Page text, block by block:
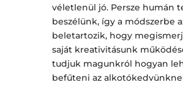
véletlenül jó. Persze humán
beszélünk, így a módszerbe
beletartozik, hogy
saját kreativitásunk
tudjuk magunkról hogyan
befűteni az